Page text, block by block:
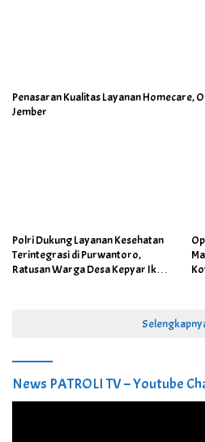
Penasaran Kualitas Layanan Homecare,
Jember
Polri Dukung Layanan Kesehatan
Terintegrasi di Purwantoro,
Ratusan Warga Desa Kepyar Ikuti
News PATROLI TV – Youtube